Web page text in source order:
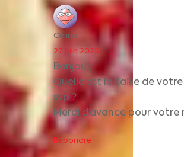
Céline
27 juin 2025
Bonjour,
Quelle est la taille de votre
svp ?
Merci d’avance pour votre
Répondre